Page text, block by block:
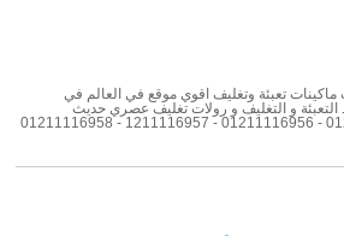
ماكينات تعبئة وتغليف اقوي موقع في العالم في
التعبئة و التغليف و رولات تغليف عصري حديث